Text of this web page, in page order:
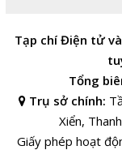
Tạp chí Điện tử
Tổng
Trụ sở chính:
Xiển,
Giấy phép hoạt